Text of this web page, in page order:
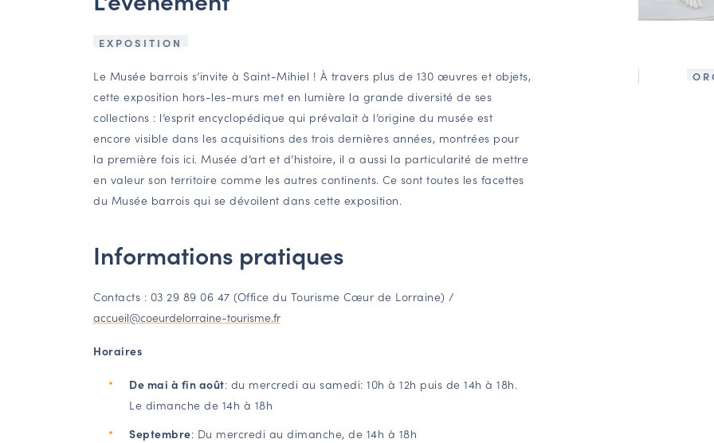
EXPOSITION
Le Musée barrois s’invite à Saint-Mihiel ! À travers plus de 130 œuvres et objets,
cette exposition hors-les-murs met en lumière la grande diversité de ses
collections : l’esprit encyclopédique qui prévalait à l’origine du musée est
encore visible dans les acquisitions des trois dernières années, montrées pour
la première fois ici. Musée d’art et d’histoire, il a aussi la particularité de mettre
en valeur son territoire comme les autres continents. Ce sont toutes les facettes
du Musée barrois qui se dévoilent dans cette exposition.
Informations pratiques
Contacts : 03 29 89 06 47 (Office du Tourisme Cœur de Lorraine) /
accueil@coeurdelorraine-tourisme.fr
Horaires
De mai à fin août: du mercredi au samedi: 10h à 12h puis de 14h à 18h.
Le dimanche de 14h à 18h
Septembre: Du mercredi au dimanche, de 14h à 18h